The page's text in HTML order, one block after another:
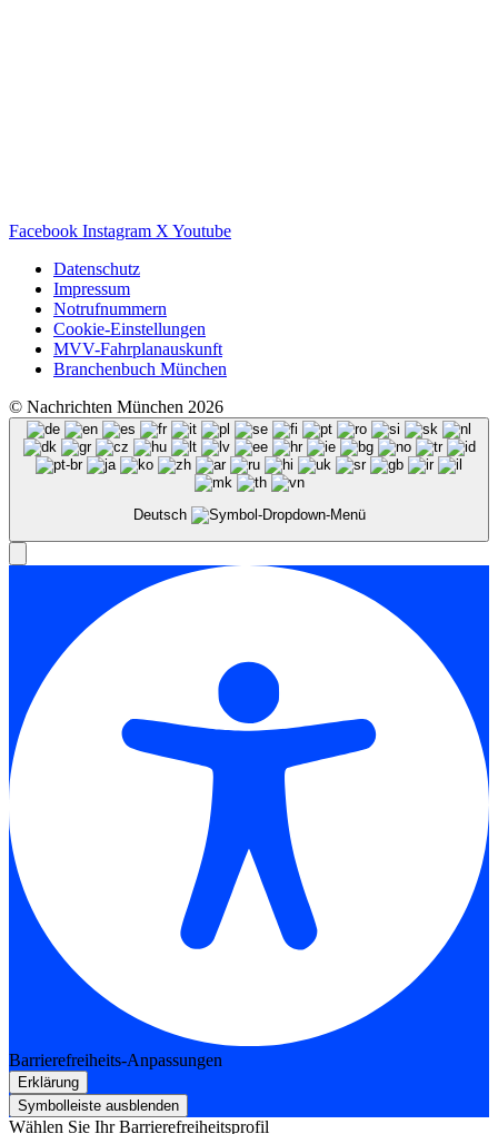
Facebook Instagram X Youtube
Datenschutz
Impressum
Notrufnummern
Cookie-Einstellungen
MVV-Fahrplanauskunft
Branchenbuch München
© Nachrichten München 2026
Deutsch
Barrierefreiheits-Anpassungen
Erklärung
Symbolleiste ausblenden
Wählen Sie Ihr Barrierefreiheitsprofil